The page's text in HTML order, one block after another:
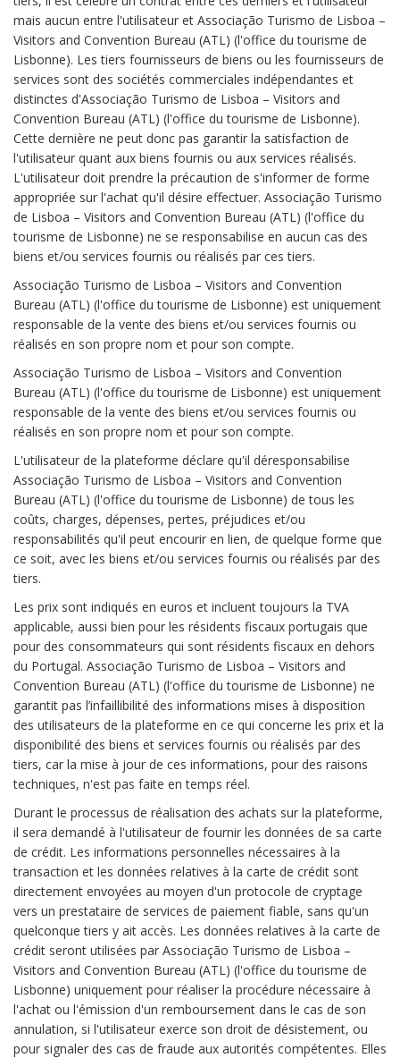
mais aucun entre l'utilisateur et Associação Turismo de Lisboa –
Visitors and Convention Bureau (ATL) (l'office du tourisme de
Lisbonne). Les tiers fournisseurs de biens ou les fournisseurs de
services sont des sociétés commerciales indépendantes et
distinctes d'Associação Turismo de Lisboa – Visitors and
Convention Bureau (ATL) (l'office du tourisme de Lisbonne).
Cette dernière ne peut donc pas garantir la satisfaction de
l'utilisateur quant aux biens fournis ou aux services réalisés.
L'utilisateur doit prendre la précaution de s'informer de forme
appropriée sur l'achat qu'il désire effectuer. Associação Turismo
de Lisboa – Visitors and Convention Bureau (ATL) (l'office du
tourisme de Lisbonne) ne se responsabilise en aucun cas des
biens et/ou services fournis ou réalisés par ces tiers.
Associação Turismo de Lisboa – Visitors and Convention
Bureau (ATL) (l'office du tourisme de Lisbonne) est uniquement
responsable de la vente des biens et/ou services fournis ou
réalisés en son propre nom et pour son compte.
Associação Turismo de Lisboa – Visitors and Convention
Bureau (ATL) (l'office du tourisme de Lisbonne) est uniquement
responsable de la vente des biens et/ou services fournis ou
réalisés en son propre nom et pour son compte.
L'utilisateur de la plateforme déclare qu'il déresponsabilise
Associação Turismo de Lisboa – Visitors and Convention
Bureau (ATL) (l'office du tourisme de Lisbonne) de tous les
coûts, charges, dépenses, pertes, préjudices et/ou
responsabilités qu'il peut encourir en lien, de quelque forme que
ce soit, avec les biens et/ou services fournis ou réalisés par des
tiers.
Les prix sont indiqués en euros et incluent toujours la TVA
applicable, aussi bien pour les résidents fiscaux portugais que
pour des consommateurs qui sont résidents fiscaux en dehors
du Portugal. Associação Turismo de Lisboa – Visitors and
Convention Bureau (ATL) (l'office du tourisme de Lisbonne) ne
garantit pas l’infaillibilité des informations mises à disposition
des utilisateurs de la plateforme en ce qui concerne les prix et la
disponibilité des biens et services fournis ou réalisés par des
tiers, car la mise à jour de ces informations, pour des raisons
techniques, n'est pas faite en temps réel.
Durant le processus de réalisation des achats sur la plateforme,
il sera demandé à l'utilisateur de fournir les données de sa carte
de crédit. Les informations personnelles nécessaires à la
transaction et les données relatives à la carte de crédit sont
directement envoyées au moyen d'un protocole de cryptage
vers un prestataire de services de paiement fiable, sans qu'un
quelconque tiers y ait accès. Les données relatives à la carte de
crédit seront utilisées par Associação Turismo de Lisboa –
Visitors and Convention Bureau (ATL) (l'office du tourisme de
Lisbonne) uniquement pour réaliser la procédure nécessaire à
l'achat ou l'émission d'un remboursement dans le cas de son
annulation, si l'utilisateur exerce son droit de désistement, ou
pour signaler des cas de fraude aux autorités compétentes. Elles